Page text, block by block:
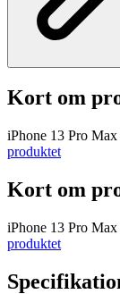
Kort om
iPhone 13 Pro
produktet
Kort om
iPhone 13 Pro
produktet